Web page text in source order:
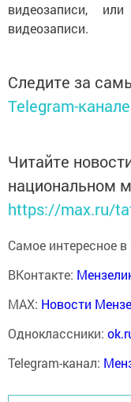
видеозаписи,
видеозаписи.
Следите за
Telegram-канале
Читайте
национальном
https://max.ru/
Самое интересное
ВКонтакте:
MAX: Новости
Одноклассники:
Telegram-канал: